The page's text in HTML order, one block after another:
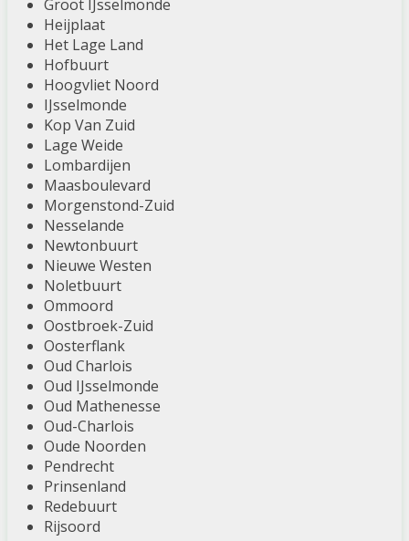
Groot IJsselmonde
Heijplaat
Het Lage Land
Hofbuurt
Hoogvliet Noord
IJsselmonde
Kop Van Zuid
Lage Weide
Lombardijen
Maasboulevard
Morgenstond-Zuid
Nesselande
Newtonbuurt
Nieuwe Westen
Noletbuurt
Ommoord
Oostbroek-Zuid
Oosterflank
Oud Charlois
Oud IJsselmonde
Oud Mathenesse
Oud-Charlois
Oude Noorden
Pendrecht
Prinsenland
Redebuurt
Rijsoord